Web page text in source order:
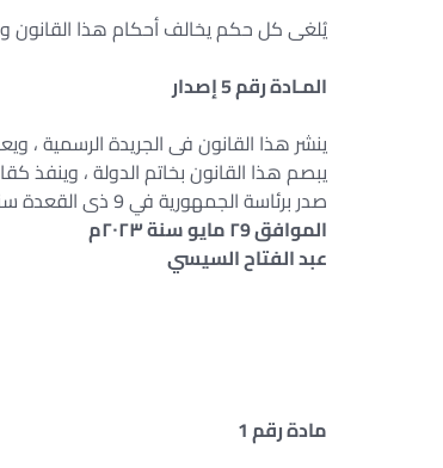
يُلغى كل حكم يخالف أحكام هذا القانون
المـادة رقم 5 إصدار
ينشر هذا القانون فى الجريدة الرسمية ،
يبصم هذا القانون بخاتم الدولة ، وينفذ
صدر برئاسة الجمهورية في 9 ذى القعدة سنة 1444ه
الموافق ۲9 مايو سنة ٢٠٢٣م
عبد الفتاح السيسي
مادة رقم 1